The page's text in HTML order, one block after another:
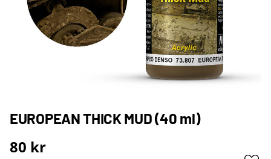
EUROPEAN THICK MUD (40 ml)
80 kr